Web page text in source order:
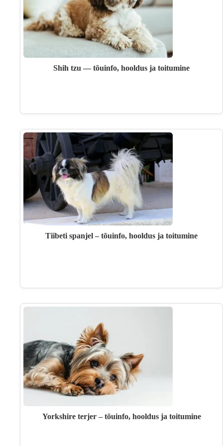
Shih tzu — tõuinfo, hooldus ja toitumine
Tiibeti spanjel – tõuinfo, hooldus ja toitumine
Yorkshire terjer – tõuinfo, hooldus ja toitumine